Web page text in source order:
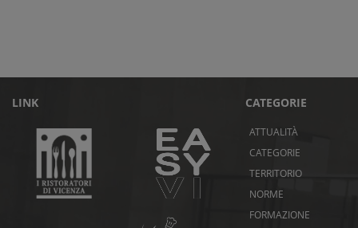
LINK CATEGORIE
ATTUALITÀ
CATEGORIE
TERRITORIO
NORME
FORMAZIONE